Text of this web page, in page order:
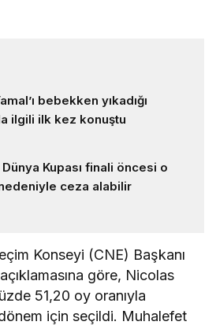
bebekken yıkadığı
ilgili ilk kez konuştu
Kupası finali öncesi o
ceza alabilir
Konseyi (CNE) Başkanı
göre, Nicolas
51,20 oy oranıyla
için seçildi. Muhalefet